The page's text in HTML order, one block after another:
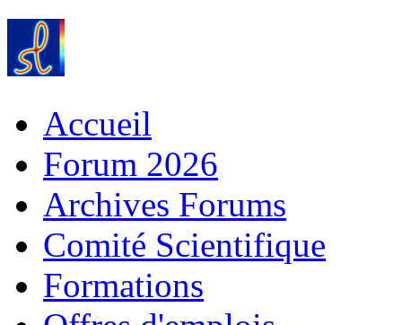
Accueil
Forum 2026
Archives Forums
Comité Scientifique
Formations